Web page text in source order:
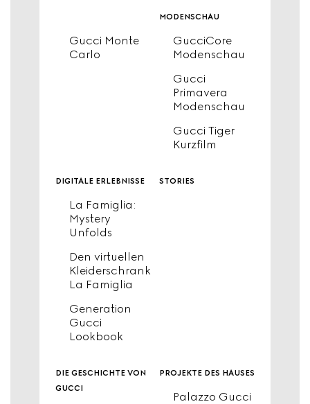
Gucci Monte
Carlo
modenschau
GucciCore
Modenschau
Gucci
Primavera
Modenschau
Gucci Tiger
Kurzfilm
digitale erlebnisse
La Famiglia:
Mystery
Unfolds
Den virtuellen
Kleiderschrank
La Famiglia
Generation
Gucci
Lookbook
stories
die geschichte von
gucci
projekte des hauses
Palazzo Gucci